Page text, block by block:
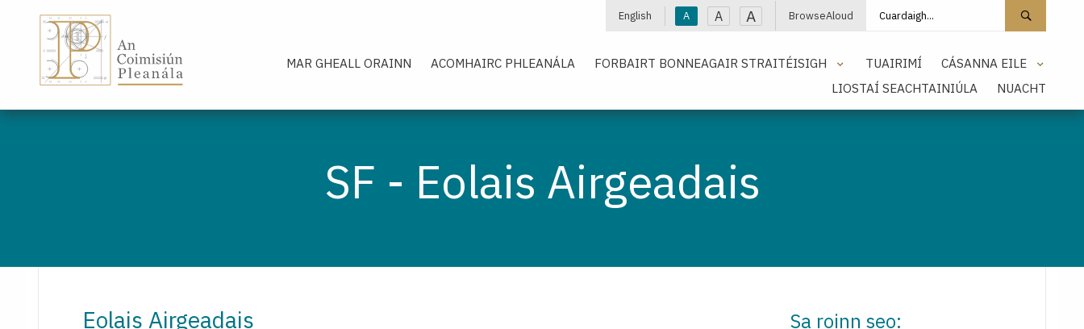
English A A A BrowseAloud Cuardaigh láithreán
MAR GHEALL ORAINN ACOMHAIRC PHLEANÁLA FORBAIRT BONNEAGAIR STRAITÉISIGH TUAIRIMÍ
CÁSANNA EILE
LIOSTAÍ SEACHTAINIÚLA
NUACHT
SF - Eolais Airgeadais
Eolais Airgeadais Sa roinn seo: